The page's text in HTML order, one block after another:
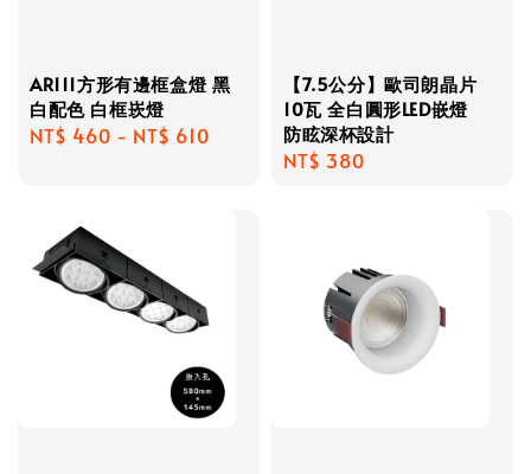
AR111方形有邊框盒燈 黑
白配色 白框崁燈
Regular
NT$ 460 - NT$ 610
【7.5公分】歐司朗晶片
10瓦 全白圓形LED嵌燈
防眩深杯設計
Regular
NT$ 380